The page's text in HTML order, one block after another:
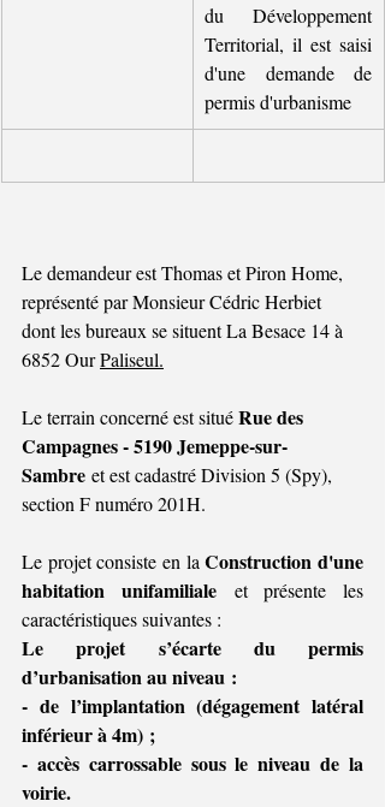
du Développement
Territorial, il est saisi
d'une demande de
permis d'urbanisme
Le demandeur est Thomas et Piron Home,
représenté par Monsieur Cédric Herbiet
dont les bureaux se situent La Besace 14 à
6852 Our Paliseul.
Le terrain concerné est situé Rue des
Campagnes - 5190 Jemeppe-sur-
Sambre et est cadastré Division 5 (Spy),
section F numéro 201H.
Le projet consiste en la Construction d'une
habitation unifamiliale et présente les
caractéristiques suivantes :
Le projet s’écarte du permis
d’urbanisation au niveau :
- de l’implantation (dégagement latéral
inférieur à 4m) ;
- accès carrossable sous le niveau de la
voirie.